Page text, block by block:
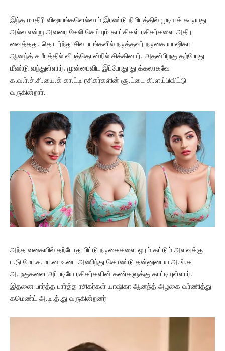
இந்த மாதிரி விஷயங்களெல்லாம் இரண்டு நிமிடத்தில் முடியக் கூடியது
அல்ல என்று அவரை கேலி செய்யும் காட்சிகள் ரசிகர்களை அதிர
வைத்தது. தொடர்ந்து சில படங்களில் நடித்தவர் நடிகை யாஷிகா
ஆனந்த் சமீபத்தில் விபத்தொன்றில் சிக்கினார். அதன்பிறகு தற்போது
மீண்டு வந்துள்ளார். முன்பைவிட இப்போது தூக்கலாகவே
க.வ.ர்.ச்.சி.யை.க் கா.ட்டி ரசிகர்களின் சூ.ட்டை கி.ள.ப்பிவிட்டு
வருகின்றார்.
அந்த வகையில் தற்போது பிட்டு நடிகைகளை ஓரம் கட்டும் அளவுக்கு
ப.டு மோ.ச.மா.ன உ.டை அணிந்து கொண்டு தன்னுடைய அ.ங்.க
அ.ழகுகளை அப்படியே ரசிகர்களின் கண்களுக்கு காட்டியுள்ளார்.
இதனை பார்த்த பார்த்த ரசிகர்கள் யாஷிகா ஆனந்த் அழகை வர்ணித்து
கமெண்ட் அ.டி.த்.து வருகின்றனர்